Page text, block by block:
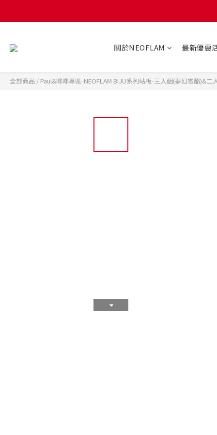
關於NEOFLAM 最新優惠
全部商品 / Paul&咪咪專區-NEOFLAM BIJU系列砧板-三入組(夢幻雪酪)&